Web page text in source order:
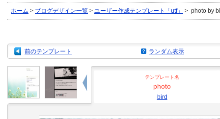
ホーム > ブログデザイン一覧 > ユーザー作成テンプレート「utf」 > photo by
前のテンプレート ランダム表示
テンプレート名
photo
bird